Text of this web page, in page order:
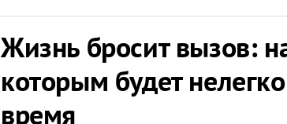
Жизнь бросит вызов:
которым будет